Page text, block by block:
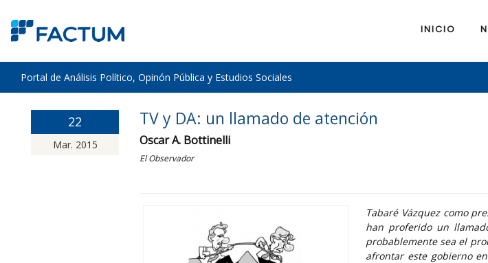
INICIO
Portal de Análisis Político, Opinón Pública y Estudios Sociales
22
Mar. 2015
TV y DA: un llamado de atención
Oscar A. Bottinelli
El Observador
Tabaré Vázquez como
han proferido un
probablemente sea el
afrontar este gobierno